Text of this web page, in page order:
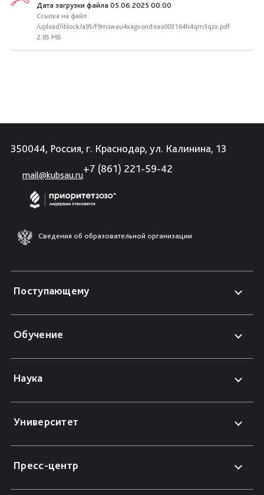
Дата загрузки файла 05.06.2025 00:00
Ссылка на файл
/upload/iblock/a95/f9mswau4xagvondeao003164h4qm3qzx.pdf
2.85 МБ
350044, Россия, г. Краснодар, ул. Калинина, 13
mail@kubsau.ru
+7 (861) 221-59-42
Сведения об образовательной организации
Поступающему
Обучение
Наука
Университет
Пресс-центр